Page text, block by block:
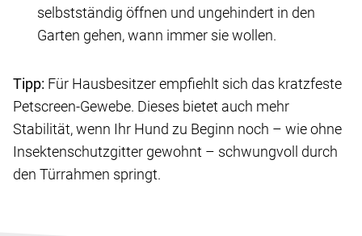
selbstständig öffnen und ungehindert in den
Garten gehen, wann immer sie wollen.
Tipp: Für Hausbesitzer empfiehlt sich das kratzfeste
Petscreen-Gewebe. Dieses bietet auch mehr
Stabilität, wenn Ihr Hund zu Beginn noch – wie ohne
Insektenschutzgitter gewohnt – schwungvoll durch
den Türrahmen springt.